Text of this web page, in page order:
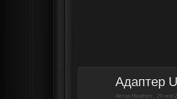
Адаптер
Автор Heathen ,29 ноя